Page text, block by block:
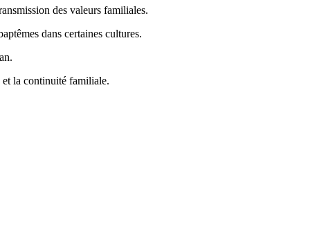
des valeurs familiales.
dans certaines cultures.
et la continuité familiale.